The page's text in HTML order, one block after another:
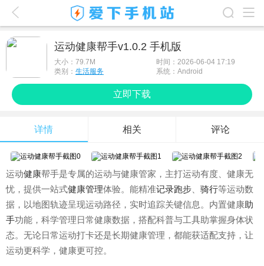
应用排行榜
最新游戏
最新应用
手机使用
游戏攻略
运动健康帮手v1.0.2 手机版
大小： 79.7M
时间：2026-06-04 17:19
类别： 生活服务 系统：Android
立即下载
详情 相关 评论
运动健康帮手是专属的运动与健康管家，主打运动有度、健康无
忧，提供一站式健康管理体验。能精准记录跑步 骑行等运动数
据，以地图轨迹呈现运动路径，实时追踪关键信息。内置健康助
手功能，科学管理日常健康数据，搭配科普与工具助掌握身体状
态。无论日常运动打卡还是长期健康管理，都能获适配支持，让
运动更科学，健康更可控。